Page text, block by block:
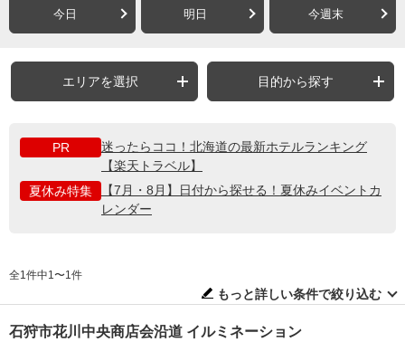
今日 明日 今週末
エリアを選択 目的から探す
PR
迷ったらココ！北海道の最新ホテルランキング
【楽天トラベル】
夏休み特集
【7月・8月】日付から探せる！夏休みイベントカ
レンダー
全1件中1〜1件
もっと詳しい条件で絞り込む
石狩市花川中央商店会沿道 イルミネーション